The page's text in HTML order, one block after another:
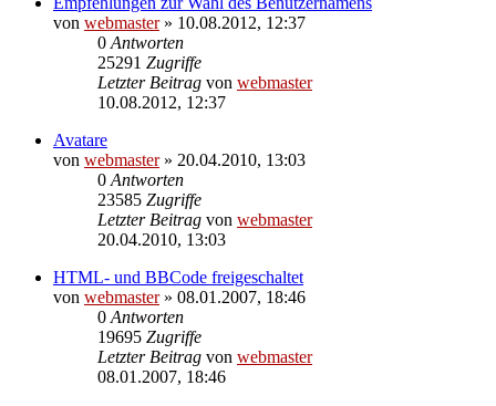
von webmaster» 10.08.2012, 12:37
0 Antworten
25291 Zugriffe
Letzter Beitrag von webmaster
10.08.2012, 12:37
Avatare
von webmaster» 20.04.2010, 13:03
0 Antworten
23585 Zugriffe
Letzter Beitrag von webmaster
20.04.2010, 13:03
HTML- und BBCode freigeschaltet
von webmaster» 08.01.2007, 18:46
0 Antworten
19695 Zugriffe
Letzter Beitrag von webmaster
08.01.2007, 18:46